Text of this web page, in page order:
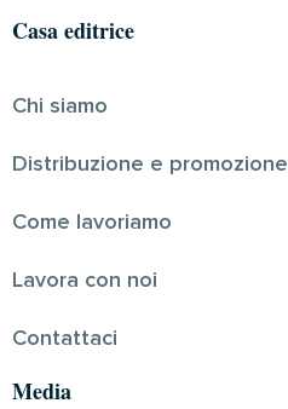
Casa editrice
Chi siamo
Distribuzione e promozione
Come lavoriamo
Lavora con noi
Contattaci
Media